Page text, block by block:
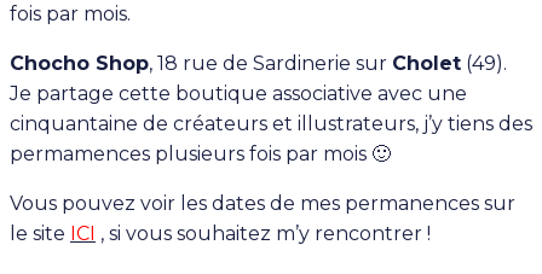
fois par mois.
Chocho Shop, 18 rue de Sardinerie sur Cholet (49).
Je partage cette boutique associative avec une
cinquantaine de créateurs et illustrateurs, j’y tiens des
permamences plusieurs fois par mois 🙂
Vous pouvez voir les dates de mes permanences sur
le site ICI , si vous souhaitez m’y rencontrer !